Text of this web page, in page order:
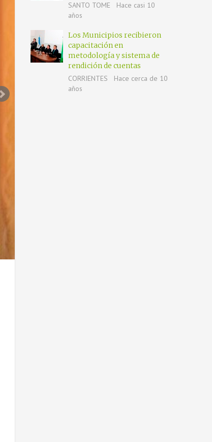
SANTO TOME
Hace casi 10
años
Los Municipios recibieron
capacitación en
metodología y sistema de
rendición de cuentas
CORRIENTES
Hace cerca de 10
años